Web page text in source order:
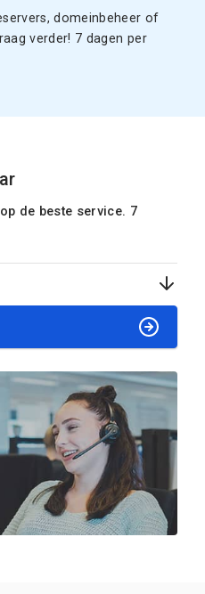
domeinbeheer of
verder! 7 dagen per
de beste service. 7